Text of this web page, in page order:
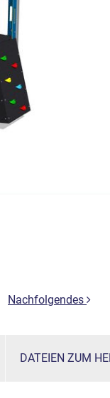
Nachfolgendes
DATEIEN ZUM